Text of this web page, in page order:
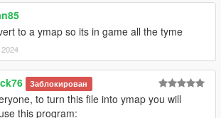
to a ymap so its in game all the tyme
Заблокирован
to turn this file into ymap you will
this program: